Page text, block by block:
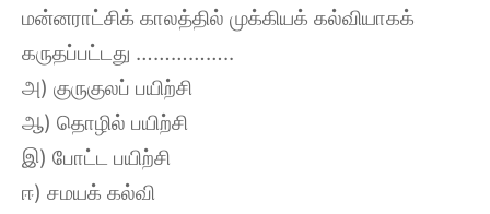
மன்னராட்சிக் காலத்தில் முக்கியக் கல்வியாகக்
கருதப்பட்டது ……………..
அ) குருகுலப் பயிற்சி
ஆ) தொழில் பயிற்சி
இ) போட்ட பயிற்சி
ஈ) சமயக் கல்வி